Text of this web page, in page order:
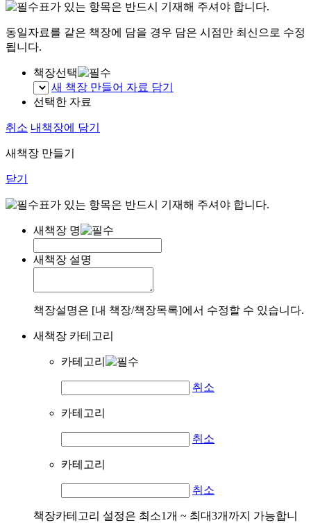
표가 있는 항목은 반드시 기재해 주셔야 합니다.
동일자료를 같은 책장에 담을 경우 담은 시점만 최신으로 수정
됩니다.
책장선택
새 책장 만들어 자료 담기
선택한 자료
취소 내책장에 담기
새책장 만들기
닫기
표가 있는 항목은 반드시 기재해 주셔야 합니다.
새책장 명
새책장 설명
책장설명은 [내 책장/책장목록]에서 수정할 수 있습니다.
새책장 카테고리
카테고리
취소
카테고리
취소
카테고리
취소
책장카테고리 설정은 최소1개 ~ 최대3개까지 가능합니